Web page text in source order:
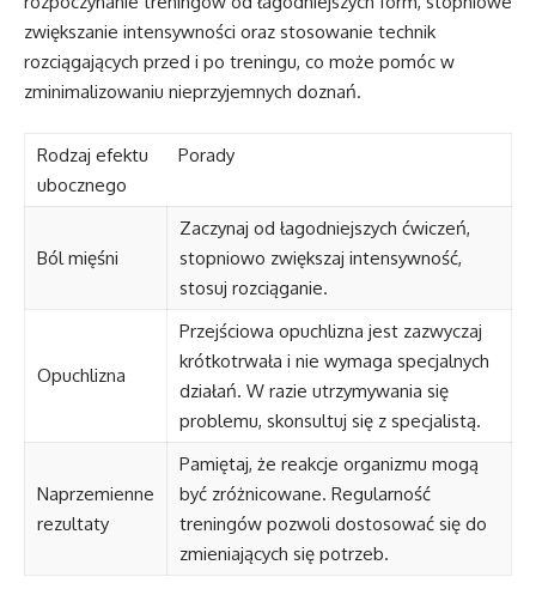
zwiększanie intensywności oraz stosowanie technik
rozciągających przed i po treningu, co może pomóc w
zminimalizowaniu nieprzyjemnych doznań.
Rodzaj efektu
ubocznego
Porady
Ból mięśni
Zaczynaj od łagodniejszych ćwiczeń,
stopniowo zwiększaj intensywność,
stosuj rozciąganie.
Opuchlizna
Przejściowa opuchlizna jest zazwyczaj
krótkotrwała i nie wymaga specjalnych
działań. W razie utrzymywania się
problemu, skonsultuj się z specjalistą.
Naprzemienne
rezultaty
Pamiętaj, że reakcje organizmu mogą
być zróżnicowane. Regularność
treningów pozwoli dostosować się do
zmieniających się potrzeb.